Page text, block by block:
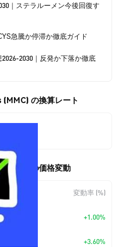
｜ステラルーメン今後回復す
急騰か停滞か徹底ガイド
2030｜反発か下落か徹底
の換算レート
の価格変動
変動率 (%)
4396 +1.00%
+3.60%